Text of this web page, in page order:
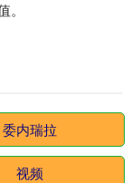
委内瑞拉
视频